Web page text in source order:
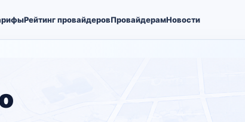
Рейтинг провайдеровПровайдерамНовости